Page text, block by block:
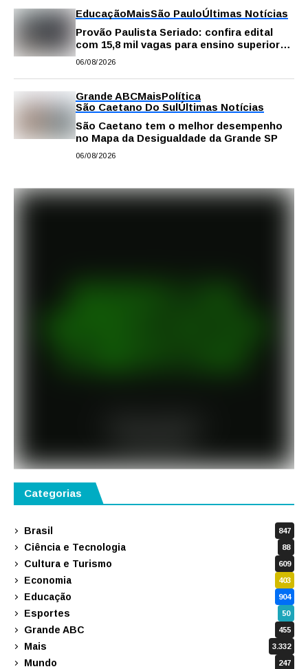
EducaçãoMaisSão PauloÚltimas Notícias
Provão Paulista Seriado: confira edital
com 15,8 mil vagas para ensino superior
público
06/08/2026
Grande ABCMaisPolítica
São Caetano Do SulÚltimas Notícias
São Caetano tem o melhor desempenho
no Mapa da Desigualdade da Grande SP
06/08/2026
Categorias
Brasil 847
Ciência e Tecnologia 88
Cultura e Turismo 609
Economia 403
Educação 904
Esportes 50
Grande ABC 455
Mais 3.332
Mundo 247